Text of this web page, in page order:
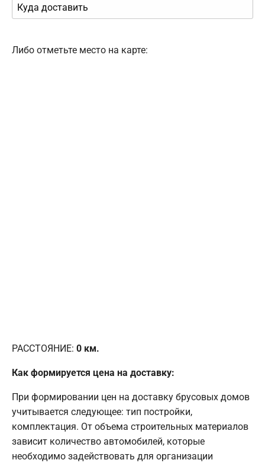
Либо отметьте место на карте:
РАССТОЯНИЕ: 0 км.
Как формируется цена на доставку:
При формировании цен на доставку брусовых домов
учитывается следующее: тип постройки,
комплектация. От объема строительных материалов
зависит количество автомобилей, которые
необходимо задействовать для организации